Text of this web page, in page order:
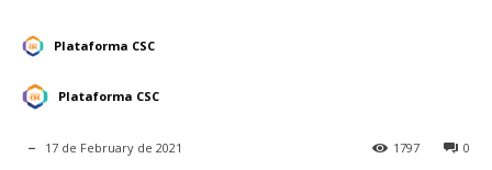
Plataforma CSC
Plataforma CSC
17 de February de 2021 0
1797